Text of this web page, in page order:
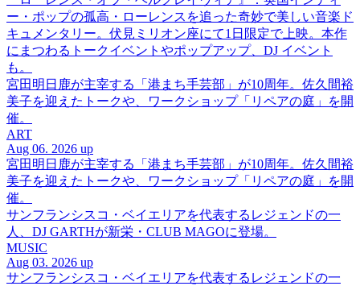
ー・ポップの孤高・ローレンスを追った奇妙で美しい音楽ド
キュメンタリー。伏見ミリオン座にて1日限定で上映。本作
にまつわるトークイベントやポップアップ、DJ イベント
も。
宮田明日鹿が主宰する「港まち手芸部」が10周年。佐久間裕
美子を迎えたトークや、ワークショップ「リペアの庭」を開
催。
ART
Aug 06. 2026 up
宮田明日鹿が主宰する「港まち手芸部」が10周年。佐久間裕
美子を迎えたトークや、ワークショップ「リペアの庭」を開
催。
サンフランシスコ・ベイエリアを代表するレジェンドの一
人、DJ GARTHが新栄・CLUB MAGOに登場。
MUSIC
Aug 03. 2026 up
サンフランシスコ・ベイエリアを代表するレジェンドの一